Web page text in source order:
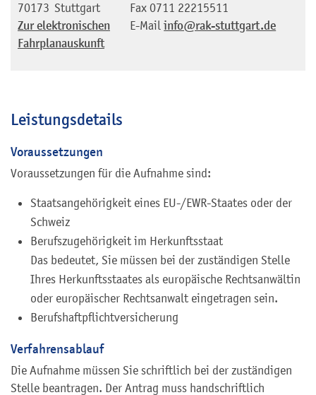
70173 Stuttgart
Zur elektronischen
Fahrplanauskunft
Fax 0711 22215511
E-Mail info@rak-stuttgart.de
Leistungsdetails
Voraussetzungen
Voraussetzungen für die Aufnahme sind:
Staatsangehörigkeit eines EU-/EWR-Staates oder der
Schweiz
Berufszugehörigkeit im Herkunftsstaat
Das bedeutet, Sie müssen bei der zuständigen Stelle
Ihres Herkunftsstaates als europäische Rechtsanwältin
oder europäischer Rechtsanwalt eingetragen sein.
Berufshaftpflichtversicherung
Verfahrensablauf
Die Aufnahme müssen Sie schriftlich bei der zuständigen
Stelle beantragen. Der Antrag muss handschriftlich